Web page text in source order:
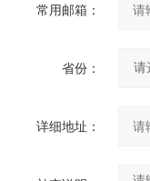
常用邮箱：
省份：
详细地址：